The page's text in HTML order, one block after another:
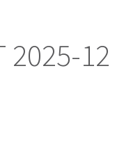
2025-12